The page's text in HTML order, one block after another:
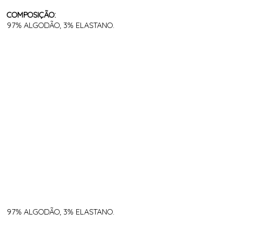
COMPOSIÇÃO:
97% ALGODÃO, 3% ELASTANO.
97% ALGODÃO, 3% ELASTANO.